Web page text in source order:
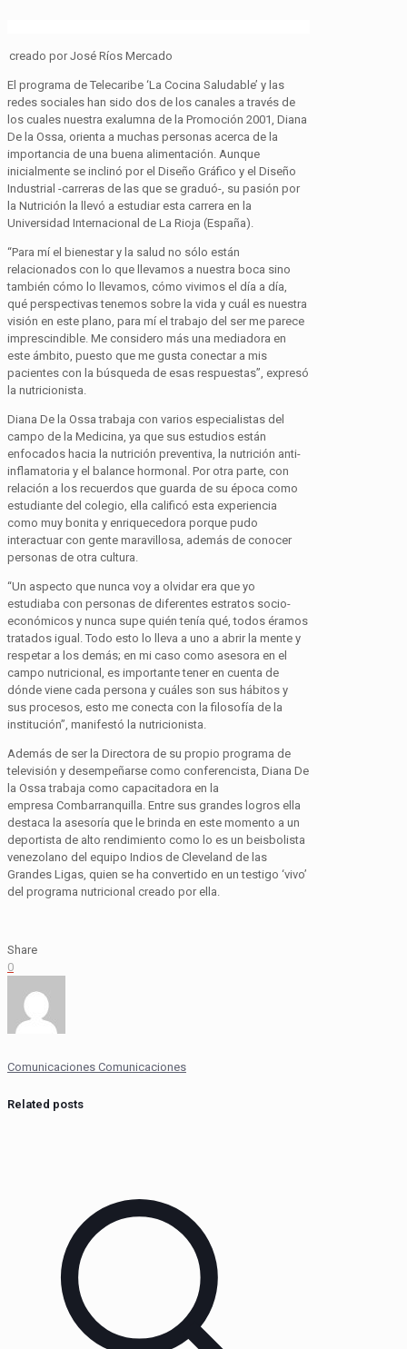
creado por José Ríos Mercado
El programa de Telecaribe ‘La Cocina Saludable’ y las
redes sociales han sido dos de los canales a través de
los cuales nuestra exalumna de la Promoción 2001, Diana
De la Ossa, orienta a muchas personas acerca de la
importancia de una buena alimentación. Aunque
inicialmente se inclinó por el Diseño Gráfico y el Diseño
Industrial -carreras de las que se graduó-, su pasión por
la Nutrición la llevó a estudiar esta carrera en la
Universidad Internacional de La Rioja (España).
“Para mí el bienestar y la salud no sólo están
relacionados con lo que llevamos a nuestra boca sino
también cómo lo llevamos, cómo vivimos el día a día,
qué perspectivas tenemos sobre la vida y cuál es nuestra
visión en este plano, para mí el trabajo del ser me parece
imprescindible. Me considero más una mediadora en
este ámbito, puesto que me gusta conectar a mis
pacientes con la búsqueda de esas respuestas”, expresó
la nutricionista.
Diana De la Ossa trabaja con varios especialistas del
campo de la Medicina, ya que sus estudios están
enfocados hacia la nutrición preventiva, la nutrición anti-
inflamatoria y el balance hormonal. Por otra parte, con
relación a los recuerdos que guarda de su época como
estudiante del colegio, ella calificó esta experiencia
como muy bonita y enriquecedora porque pudo
interactuar con gente maravillosa, además de conocer
personas de otra cultura.
“Un aspecto que nunca voy a olvidar era que yo
estudiaba con personas de diferentes estratos socio-
económicos y nunca supe quién tenía qué, todos éramos
tratados igual. Todo esto lo lleva a uno a abrir la mente y
respetar a los demás; en mi caso como asesora en el
campo nutricional, es importante tener en cuenta de
dónde viene cada persona y cuáles son sus hábitos y
sus procesos, esto me conecta con la filosofía de la
institución”, manifestó la nutricionista.
Además de ser la Directora de su propio programa de
televisión y desempeñarse como conferencista, Diana De
la Ossa trabaja como capacitadora en la
empresa Combarranquilla. Entre sus grandes logros ella
destaca la asesoría que le brinda en este momento a un
deportista de alto rendimiento como lo es un beisbolista
venezolano del equipo Indios de Cleveland de las
Grandes Ligas, quien se ha convertido en un testigo ‘vivo’
del programa nutricional creado por ella.
Share
0
Comunicaciones Comunicaciones
Related posts